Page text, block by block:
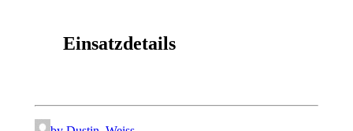
Einsatzdetails